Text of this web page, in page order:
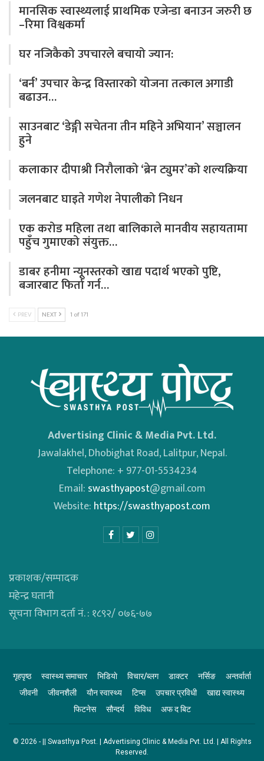
मानसिक स्वास्थ्यलाई प्राथमिक एजेन्डा बनाउन जरुरी छ
–रिमा विश्वकर्मा
घर नजिकैको उपचारले बचायो ज्यान:
‘बर्न’ उपचार केन्द्र विस्तारको योजना तत्काल अगाडी
बढाउन…
साउनबाट ‘डेङ्गी सचेतना तीन महिने अभियान’ सञ्चालन
हुने
कलाकार दीपाश्री निरौलाको ‘ब्रेन ट्युमर’को शल्यक्रिया
जलनबाट घाइते गणेश नेपालीको निधन
एक करोड महिला तथा बालिकाले मानवीय सहायतामा
पहुँच गुमाएको संयुक्त…
डाबर हनीमा न्यूनस्तरको खाद्य पदार्थ भएको पुष्टि,
बजारबाट फिर्ता गर्न…
PREV NEXT 1 of 171
Advertising Clinic & Media Pvt. Ltd.
Jawalakhel, Dhobighat Road, Lalitpur, Nepal.
Telephone: + 977-01-5534234
Email: swasthyapost@gmail.com
Website: https://swasthyapost.com
प्रकाशक/सम्पादक
महेन्द्र घतानी
सूचना विभाग दर्ता नं. : १८९२/ ०७६-७७
गृहपृष्ठ स्वास्थ्य समाचार भिडियाे विचार/ब्लग डाक्टर नर्सिङ
अन्तर्वार्ता
जीवनी
जीवनशैली याैन स्वास्थ्य टिप्स उपचार प्रविधी
खाद्य स्वास्थ्य
फिटनेस
साैन्दर्य विविध अफ द बिट
© 2026 - || Swasthya Post. | Advertising Clinic & Media Pvt. Ltd. | All Rights
Reserved.